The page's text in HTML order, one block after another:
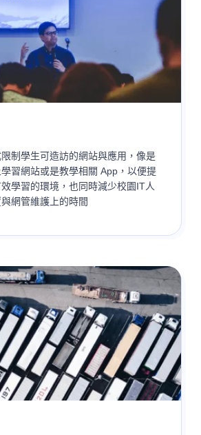
制學生可造訪的網站與應用，像是
習網站或是教學相關 App，以便提
學習的環境，也同時減少校園IT人
網管維護上的時間